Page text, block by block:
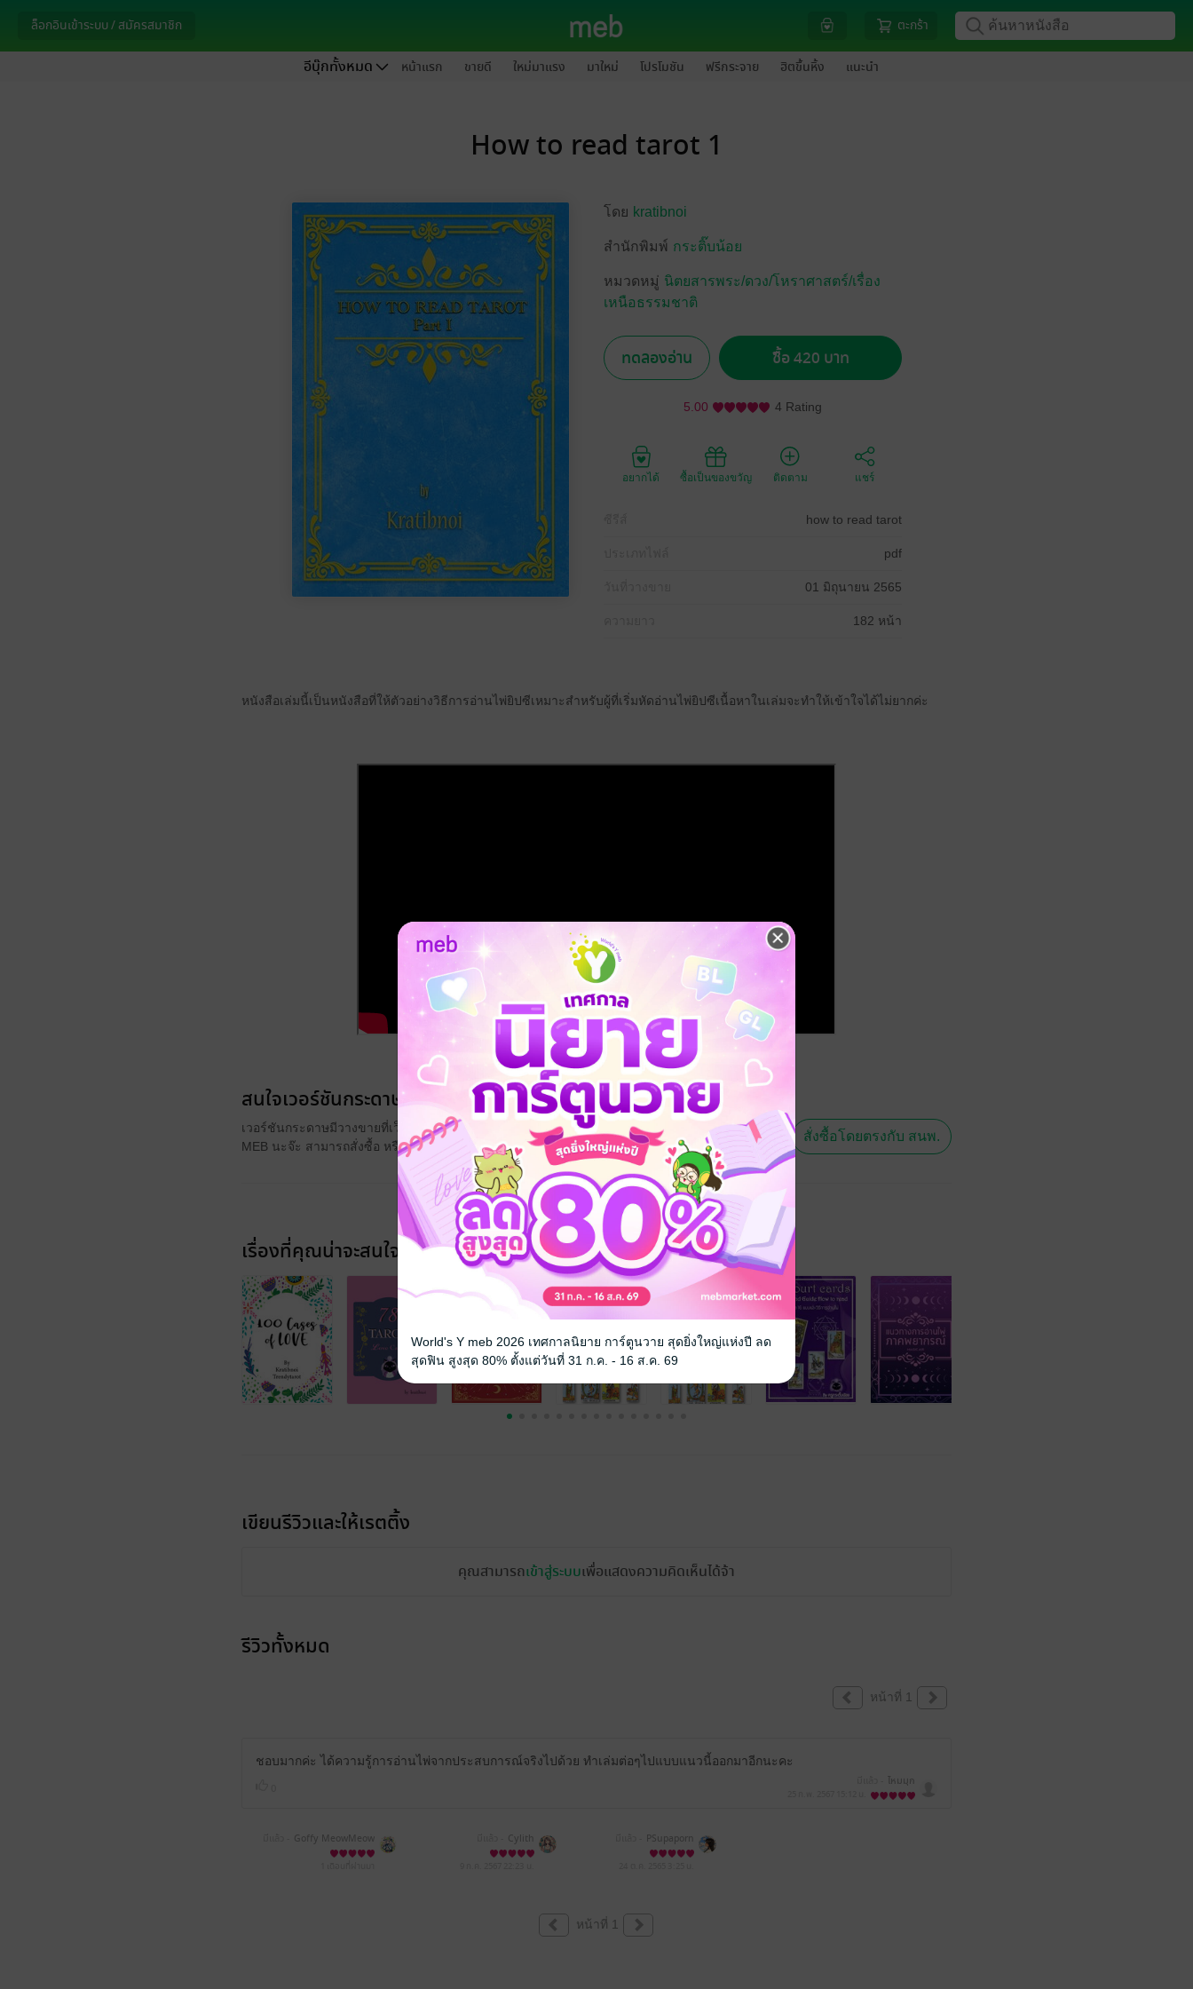
ล็อกอินเข้าระบบ / สมัครสมาชิก ตะกร้า
อีบุ๊กทั้งหมด หน้าแรก ขายดี ใหม่มาแรง มาใหม่ โปรโมชัน ฟรีกระจาย ฮิตขึ้นหิ้ง แนะนำ
How to read tarot 1
โดย kratibnoi
สำนักพิมพ์ กระติ๊บน้อย
หมวดหมู่ นิตยสารพระ/ดวง/โหราศาสตร์/เรื่อง
เหนือธรรมชาติ
ทดลองอ่าน ซื้อ 420 บาท
5.00 4 Rating
อยากได้ ซื้อเป็นของขวัญ ติดตาม แชร์
how to read tarot
pdf
01 มิถุนายน 2565
182 หน้า
หนังสือเล่มนี้เป็นหนังสือที่ให้ตัวอย่างวิธีการอ่านไพ่ยิปซีเหมาะสำหรับผู้ที่เริ่มหัดอ่านไพ่ยิปซีเนื้อหาในเล่มจะทำให้เข้าใจได้ไม่ยากค่ะ
สนใจเวอร์ชันกระดาษ เชิญทางนี้!
เวอร์ชันกระดาษมีวางขายที่เว็บไซต์สำนักพิมพ์ จะไม่มีขายโดย
MEB นะจ๊ะ สามารถสั่งซื้อ หรือติดต่อคนขายโดยตรงเลยจ้ะ
สั่งซื้อโดยตรงกับ สนพ.
เรื่องที่คุณน่าจะสนใจ
เขียนรีวิวและให้เรตติ้ง
คุณสามารถเข้าสู่ระบบเพื่อแสดงความคิดเห็นได้จ้า
รีวิวทั้งหมด
หน้าที่ 1
ชอบมากค่ะ ได้ความรู้การอ่านไพ่จากประสบการณ์จริงไปด้วย ทำเล่มต่อๆไปแบบแนวนี้ออกมาอีกนะคะ
ไหมมุก
Goffy MeowMeow Cylith PSupaporn
หน้าที่ 1
World's Y meb 2026 เทศกาลนิยาย การ์ตูนวาย สุดยิ่งใหญ่แห่งปี ลด
สุดฟิน สูงสุด 80% ตั้งแต่วันที่ 31 ก.ค. - 16 ส.ค. 69